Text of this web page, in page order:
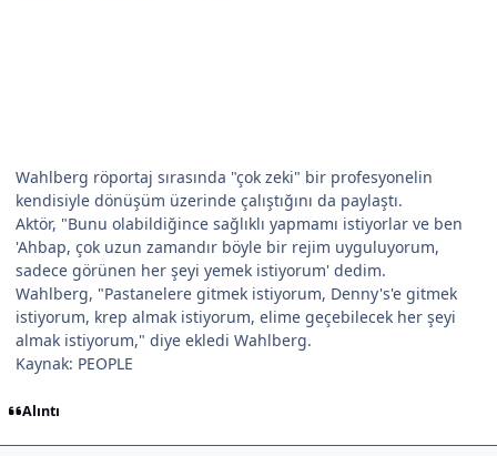
Wahlberg röportaj sırasında "çok zeki" bir profesyonelin
kendisiyle dönüşüm üzerinde çalıştığını da paylaştı.
Aktör, "Bunu olabildiğince sağlıklı yapmamı istiyorlar ve ben
'Ahbap, çok uzun zamandır böyle bir rejim uyguluyorum,
sadece görünen her şeyi yemek istiyorum' dedim.
Wahlberg, "Pastanelere gitmek istiyorum, Denny's'e gitmek
istiyorum, krep almak istiyorum, elime geçebilecek her şeyi
almak istiyorum," diye ekledi Wahlberg.
Kaynak: PEOPLE
Alıntı